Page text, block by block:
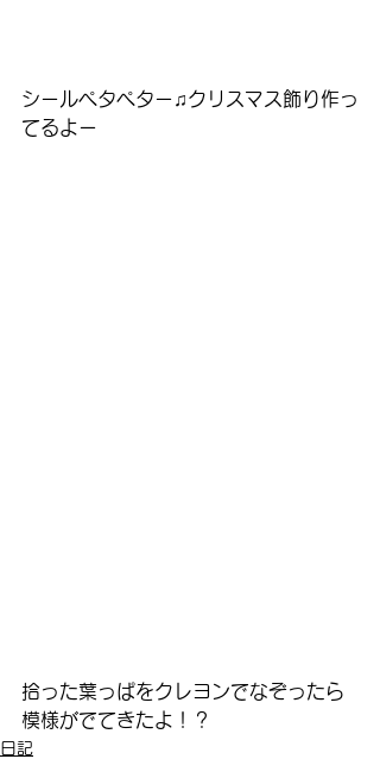
シールペタペター♫クリスマス飾り作っ
てるよー
拾った葉っぱをクレヨンでなぞったら
模様がでてきたよ！？
日記